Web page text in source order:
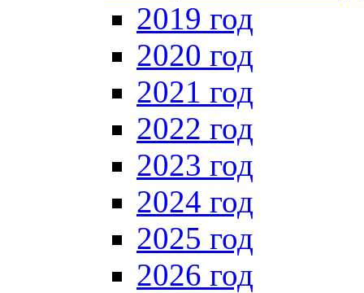
2019 год
2020 год
2021 год
2022 год
2023 год
2024 год
2025 год
2026 год